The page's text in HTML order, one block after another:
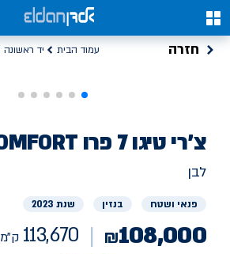
0
חזרה עמוד הבית יד ראשונה
רכב
יד
צ'ריCOMFORT טיגו 7 פרו
לבן
פנאי ושטח בנזין שנת 2023
₪108,000
113,670 ק"מ